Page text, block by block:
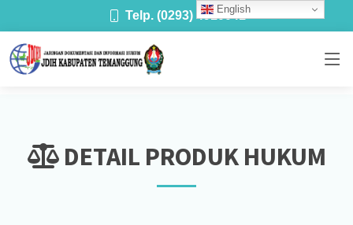
English
Telp. (0293) 4910041
DETAIL PRODUK HUKUM